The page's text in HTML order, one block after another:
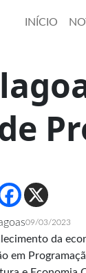
INÍCIO
09/03/2023
da
em